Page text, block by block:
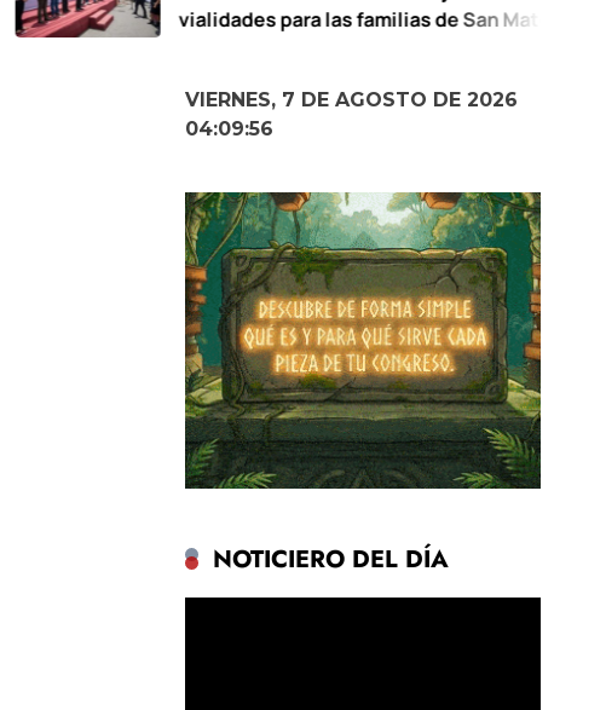
vialidades para las familias de San Mateo
VIERNES, 7 DE AGOSTO DE 2026
04:09:57
NOTICIERO DEL DÍA